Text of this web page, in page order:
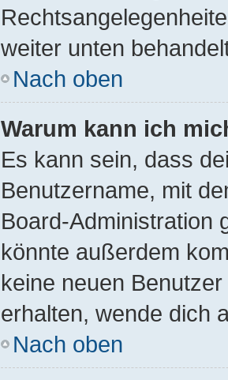
weiter unten
Nach oben
Warum kann ich
Es kann sein, dass
Benutzername, mit
Board-Administration
könnte außerdem
keine neuen
erhalten, wende dich
Nach oben